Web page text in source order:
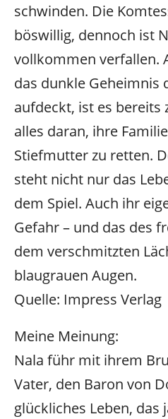
schwinden. Die
böswillig, dennoch ist
vollkommen verfallen.
das dunkle Geheimnis
aufdeckt, ist es bereits
alles daran, ihre
Stiefmutter zu retten.
steht nicht nur das
dem Spiel. Auch ihr
Gefahr – und das des
dem verschmitzten
blaugrauen Augen.
Quelle: Impress Verlag
Meine Meinung:
Nala führ mit ihrem
Vater, den Baron von
glückliches Leben, das